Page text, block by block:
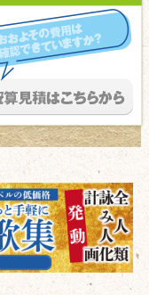
たい方へ
ような学習法